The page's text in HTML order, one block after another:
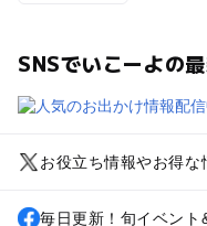
SNSでいこーよの
お役立ち情報やお得な
毎日更新！旬イベント